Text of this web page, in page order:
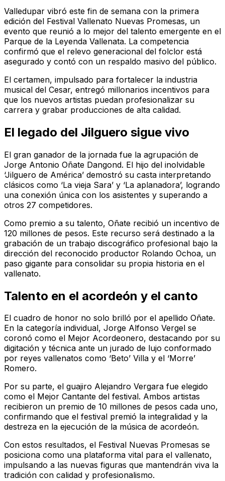
Valledupar vibró este fin de semana con la primera
edición del Festival Vallenato Nuevas Promesas, un
evento que reunió a lo mejor del talento emergente en el
Parque de la Leyenda Vallenata. La competencia
confirmó que el relevo generacional del folclor está
asegurado y contó con un respaldo masivo del público.
El certamen, impulsado para fortalecer la industria
musical del Cesar, entregó millonarios incentivos para
que los nuevos artistas puedan profesionalizar su
carrera y grabar producciones de alta calidad.
El legado del Jilguero sigue vivo
El gran ganador de la jornada fue la agrupación de
Jorge Antonio Oñate Dangond. El hijo del inolvidable
‘Jilguero de América’ demostró su casta interpretando
clásicos como ‘La vieja Sara’ y ‘La aplanadora’, logrando
una conexión única con los asistentes y superando a
otros 27 competidores.
Como premio a su talento, Oñate recibió un incentivo de
120 millones de pesos. Este recurso será destinado a la
grabación de un trabajo discográfico profesional bajo la
dirección del reconocido productor Rolando Ochoa, un
paso gigante para consolidar su propia historia en el
vallenato.
Talento en el acordeón y el canto
El cuadro de honor no solo brilló por el apellido Oñate.
En la categoría individual, Jorge Alfonso Vergel se
coronó como el Mejor Acordeonero, destacando por su
digitación y técnica ante un jurado de lujo conformado
por reyes vallenatos como ‘Beto’ Villa y el ‘Morre’
Romero.
Por su parte, el guajiro Alejandro Vergara fue elegido
como el Mejor Cantante del festival. Ambos artistas
recibieron un premio de 10 millones de pesos cada uno,
confirmando que el festival premió la integralidad y la
destreza en la ejecución de la música de acordeón.
Con estos resultados, el Festival Nuevas Promesas se
posiciona como una plataforma vital para el vallenato,
impulsando a las nuevas figuras que mantendrán viva la
tradición con calidad y profesionalismo.